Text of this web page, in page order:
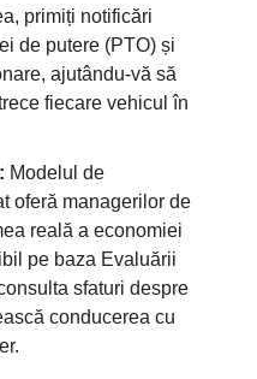
primiți notificări
de putere (PTO) și
ajutându-vă să
fiecare vehicul în
Modelul de
oferă managerilor de
reală a economiei
pe baza Evaluării
sfaturi despre
conducerea cu